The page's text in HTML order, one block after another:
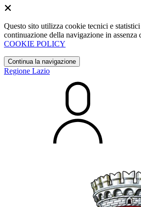
Questo sito utilizza cookie tecnici e
continuazione della navigazione in
COOKIE POLICY
Continua la navigazione
Regione Lazio